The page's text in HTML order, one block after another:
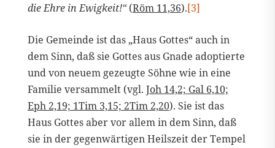
die Ehre in Ewigkeit!“(Röm 11,36).[3]
Die Gemeinde ist das „Haus Gottes“ auch in
dem Sinn, daß sie Gottes aus Gnade adoptierte
und von neuem gezeugte Söhne wie in eine
Familie versammelt (vgl. Joh 14,2; Gal 6,10;
Eph 2,19; 1Tim 3,15; 2Tim 2,20). Sie ist das
Haus Gottes aber vor allem in dem Sinn, daß
sie in der gegenwärtigen Heilszeit der Tempel